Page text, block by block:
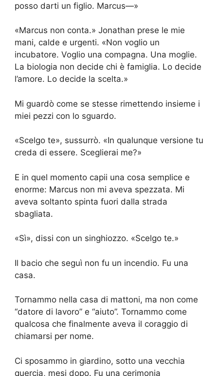
posso darti un figlio. Marcus—»
«Marcus non conta.» Jonathan prese le mie
mani, calde e urgenti. «Non voglio un
incubatore. Voglio una compagna. Una moglie.
La biologia non decide chi è famiglia. Lo decide
l’amore. Lo decide la scelta.»
Mi guardò come se stesse rimettendo insieme i
miei pezzi con lo sguardo.
«Scelgo te», sussurrò. «In qualunque versione tu
creda di essere. Sceglierai me?»
E in quel momento capii una cosa semplice e
enorme: Marcus non mi aveva spezzata. Mi
aveva soltanto spinta fuori dalla strada
sbagliata.
«Sì», dissi con un singhiozzo. «Scelgo te.»
Il bacio che seguì non fu un incendio. Fu una
casa.
Tornammo nella casa di mattoni, ma non come
“datore di lavoro” e “aiuto”. Tornammo come
qualcosa che finalmente aveva il coraggio di
chiamarsi per nome.
Ci sposammo in giardino, sotto una vecchia
quercia, mesi dopo. Fu una cerimonia